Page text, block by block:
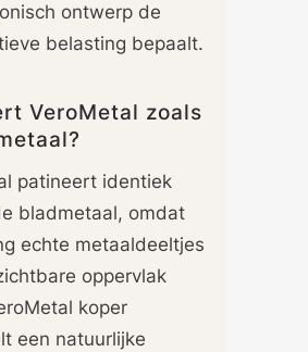
ontwerp de
belasting bepaalt.
VeroMetal zoals
patineert identiek
bladmetaal, omdat
echte metaaldeeltjes
oppervlak
koper
een natuurlijke